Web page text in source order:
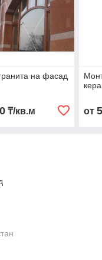
на фасад
₸/кв.м от